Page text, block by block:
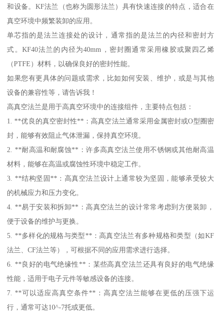
和设备。KF法兰（也称为圆形法兰）具有快速连接的特点，适合在
真空环境中频繁装卸的应用。
单芯指的是法兰连接处的设计，通常指的是法兰的内径和密封方
式。KF40法兰的内径为40mm，密封圈通常采用橡胶或聚四乙烯
（PTFE）材料，以确保良好的密封性能。
如果您有更具体的问题或需求，比如如何安装、维护，或是与其他
设备的兼容性等，请告诉我！
高真空法兰是用于高真空环境中的连接组件，主要特点包括：
1. **优良的真空密封性**：高真空法兰通常采用金属密封或O型圈密
封，能够有效阻止气体泄漏，保持真空环境。
2. **耐高温和耐腐蚀**：许多高真空法兰使用不锈钢或其他耐高温
材料，能够在高温或腐蚀性环境中稳定工作。
3. **结构坚固**：高真空法兰设计上通常较为坚固，能够承受较大
的机械应力和压力变化。
4. **易于安装和拆卸**：高真空法兰的设计常常考虑到方便装卸，
便于设备的维护与更换。
5. **多样化的规格与类型**：高真空法兰有多种规格和类型（如KF
法兰、CF法兰等），可根据不同的应用需求进行选择。
6. **良好的电气绝缘性**：某些高真空法兰还具有良好的电气绝缘
性能，适用于电子元件等敏感设备的连接。
7. **可以适应高真空条件**：高真空法兰能够在更低的压强下运
行，通常可达10^-7托或更低。